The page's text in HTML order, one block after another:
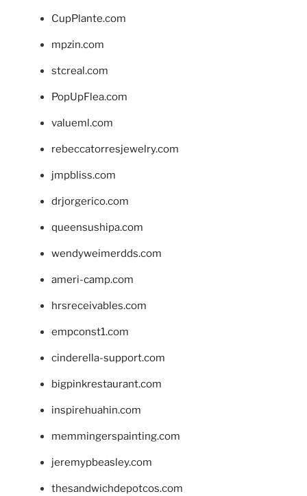
CupPlante.com
mpzin.com
stcreal.com
PopUpFlea.com
valueml.com
rebeccatorresjewelry.com
jmpbliss.com
drjorgerico.com
queensushipa.com
wendyweimerdds.com
ameri-camp.com
hrsreceivables.com
empconst1.com
cinderella-support.com
bigpinkrestaurant.com
inspirehuahin.com
memmingerspainting.com
jeremypbeasley.com
thesandwichdepotcos.com